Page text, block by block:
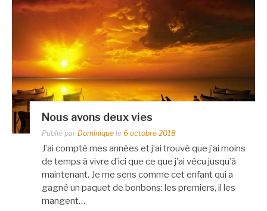
Nous avons deux vies
Publié par Dominique le 6 octobre 2018
J’ai compté mes années et j’ai trouvé que j’ai moins
de temps à vivre d’ici que ce que j’ai vécu jusqu’à
maintenant. Je me sens comme cet enfant qui a
gagné un paquet de bonbons: les premiers, il les
mangent…